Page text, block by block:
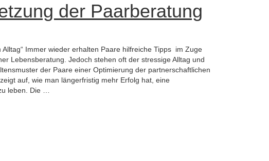
der Paarberatung
Alltag“ Immer wieder erhalten Paare hilfreiche Tipps im Zuge
Lebensberatung. Jedoch stehen oft der stressige Alltag und
der Paare einer Optimierung der partnerschaftlichen
auf, wie man längerfristig mehr Erfolg hat, eine
leben. Die …